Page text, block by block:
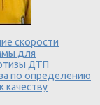
скорости
для
ДТП
по определению
качеству